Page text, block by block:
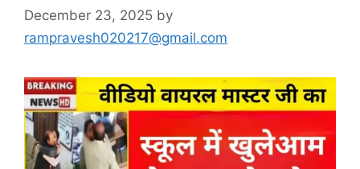
December 23, 2025 by
rampravesh020217@gmail.com